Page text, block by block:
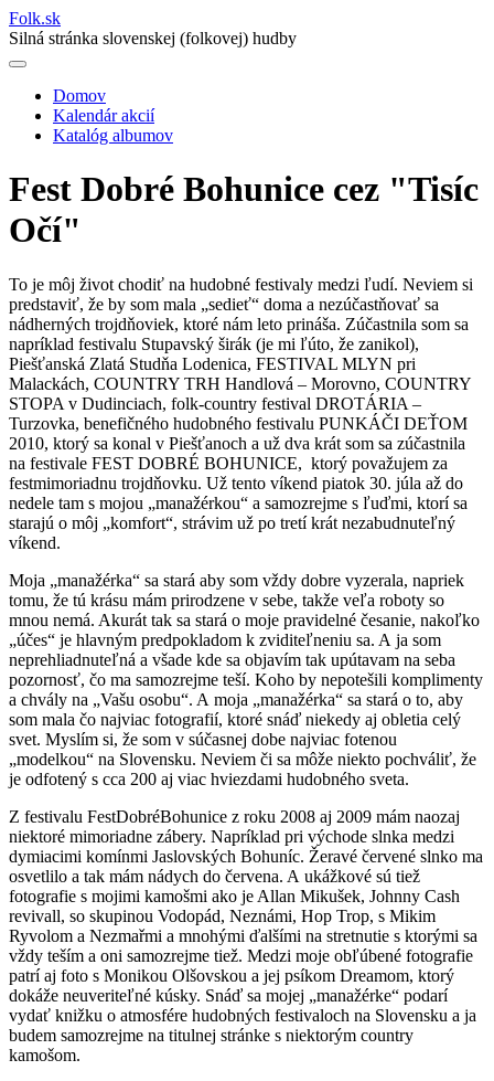
Folk.sk
Silná stránka slovenskej (folkovej) hudby
Main
navigation
Domov
Kalendár akcií
Katalóg albumov
Fest Dobré Bohunice cez "Tisíc
Očí"
To je môj život chodiť na hudobné festivaly medzi ľudí. Neviem si
predstaviť, že by som mala „sedieť“ doma a nezúčastňovať sa
nádherných trojdňoviek, ktoré nám leto prináša. Zúčastnila som sa
napríklad festivalu Stupavský širák (je mi ľúto, že zanikol),
Piešťanská Zlatá Studňa Lodenica, FESTIVAL MLYN pri
Malackách, COUNTRY TRH Handlová – Morovno, COUNTRY
STOPA v Dudinciach, folk-country festival DROTÁRIA –
Turzovka, benefičného hudobného festivalu PUNKÁČI DEŤOM
2010, ktorý sa konal v Piešťanoch a už dva krát som sa zúčastnila
na festivale FEST DOBRÉ BOHUNICE, ktorý považujem za
festmimoriadnu trojdňovku. Už tento víkend piatok 30. júla až do
nedele tam s mojou „manažérkou“ a samozrejme s ľuďmi, ktorí sa
starajú o môj „komfort“, strávim už po tretí krát nezabudnuteľný
víkend.
Moja „manažérka“ sa stará aby som vždy dobre vyzerala, napriek
tomu, že tú krásu mám prirodzene v sebe, takže veľa roboty so
mnou nemá. Akurát tak sa stará o moje pravidelné česanie, nakoľko
„účes“ je hlavným predpokladom k zviditeľneniu sa. A ja som
neprehliadnuteľná a všade kde sa objavím tak upútavam na seba
pozornosť, čo ma samozrejme teší. Koho by nepotešili komplimenty
a chvály na „Vašu osobu“. A moja „manažérka“ sa stará o to, aby
som mala čo najviac fotografií, ktoré snáď niekedy aj obletia celý
svet. Myslím si, že som v súčasnej dobe najviac fotenou
„modelkou“ na Slovensku. Neviem či sa môže niekto pochváliť, že
je odfotený s cca 200 aj viac hviezdami hudobného sveta.
Z festivalu FestDobréBohunice z roku 2008 aj 2009 mám naozaj
niektoré mimoriadne zábery. Napríklad pri východe slnka medzi
dymiacimi komínmi Jaslovských Bohuníc. Žeravé červené slnko ma
osvetlilo a tak mám nádych do červena. A ukážkové sú tiež
fotografie s mojimi kamošmi ako je Allan Mikušek, Johnny Cash
revivall, so skupinou Vodopád, Neznámi, Hop Trop, s Mikim
Ryvolom a Nezmařmi a mnohými ďalšími na stretnutie s ktorými sa
vždy teším a oni samozrejme tiež. Medzi moje obľúbené fotografie
patrí aj foto s Monikou Olšovskou a jej psíkom Dreamom, ktorý
dokáže neuveriteľné kúsky. Snáď sa mojej „manažérke“ podarí
vydať knižku o atmosfére hudobných festivaloch na Slovensku a ja
budem samozrejme na titulnej stránke s niektorým country
kamošom.